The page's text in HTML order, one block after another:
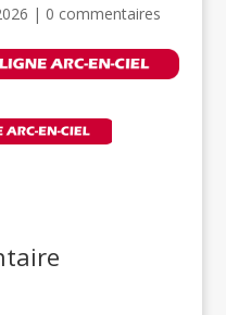
| 0 commentaires